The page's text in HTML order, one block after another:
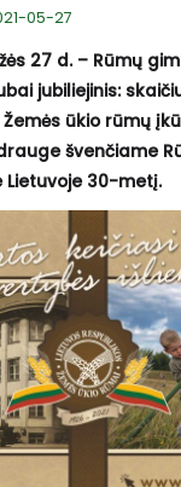
05-27
27 d. – Rūmų
jubiliejinis:
ūkio rūmų
švenčiame
Lietuvoje 30-metį.